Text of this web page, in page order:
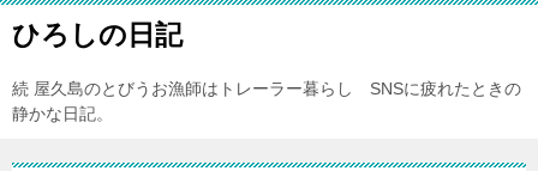
ひろしの日記
続 屋久島のとびうお漁師はトレーラー暮らし SNSに疲れたときの
静かな日記。